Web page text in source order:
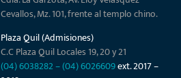
Cevallos, Mz. 101, frente al templo chino.
Plaza Quil (Admisiones)
C.C Plaza Quil Locales 19, 20 y 21
(04) 6038282–(04) 6026609ext. 2017 –